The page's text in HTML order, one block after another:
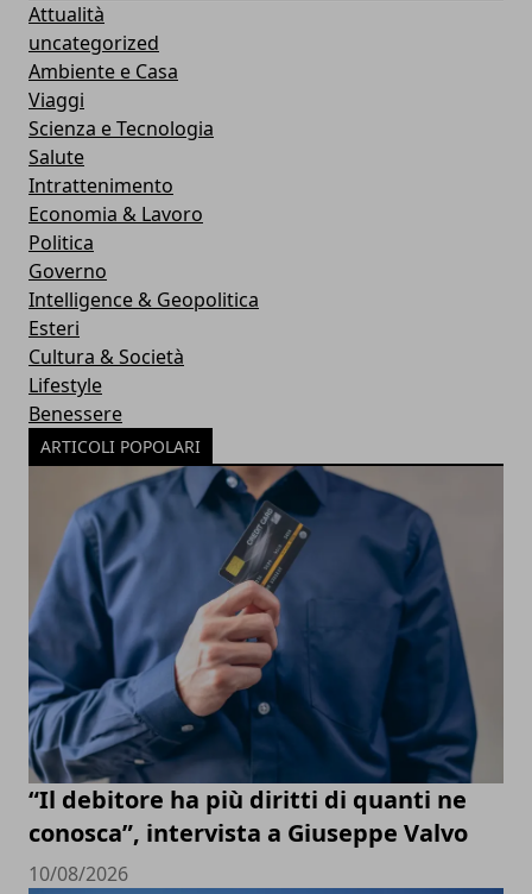
Attualità
uncategorized
Ambiente e Casa
Viaggi
Scienza e Tecnologia
Salute
Intrattenimento
Economia & Lavoro
Politica
Governo
Intelligence & Geopolitica
Esteri
Cultura & Società
Lifestyle
Benessere
ARTICOLI POPOLARI
“Il debitore ha più diritti di quanti ne
conosca”, intervista a Giuseppe Valvo
10/08/2026